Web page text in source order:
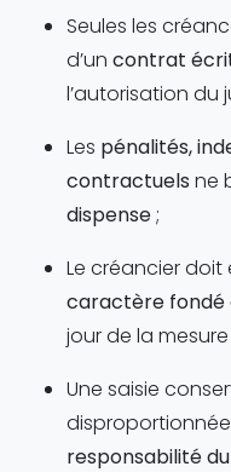
Seules les
d’un contrat
l’autorisation du
Les pénalités,
contractuels ne
dispense;
Le créancier doit
caractère fondé
jour de la mesure
Une saisie
disproportionnée
responsabilité